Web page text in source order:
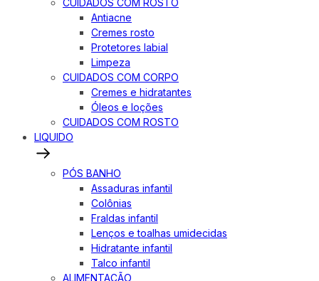
CUIDADOS COM ROSTO
Antiacne
Cremes rosto
Protetores labial
Limpeza
CUIDADOS COM CORPO
Cremes e hidratantes
Óleos e loções
CUIDADOS COM ROSTO
LIQUIDO
PÓS BANHO
Assaduras infantil
Colônias
Fraldas infantil
Lenços e toalhas umidecidas
Hidratante infantil
Talco infantil
ALIMENTAÇÃO